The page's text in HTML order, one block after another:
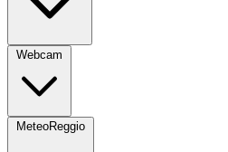
Webcam
MeteoReggio